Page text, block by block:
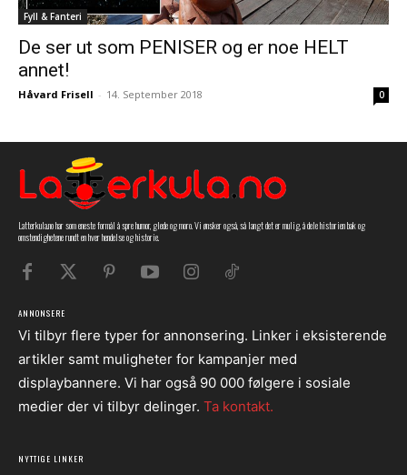
Fyll & Fanteri
De ser ut som PENISER og er noe HELT
annet!
Håvard Frisell - 14. September 2018 0
Latterkula.no har som eneste formål å spre humor, glede og moro. Vi ønsker også, så langt det er mulig, å dele historien bak og
omstendighetene rundt en hver hendelse og historie.
ANNONSERE
Vi tilbyr flere typer for annonsering. Linker i eksisterende
artikler samt muligheter for kampanjer med
displaybannere. Vi har også 90 000 følgere i sosiale
medier der vi tilbyr delinger. Ta kontakt.
NYTTIGE LINKER